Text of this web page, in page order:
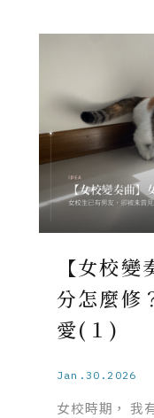
【女校
分怎麼修
愛(１)
Jan.30.2026
女校時期， 我